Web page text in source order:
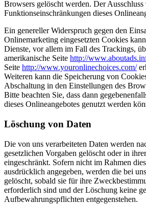
Browsers gelöscht werden. Der
Funktionseinschränkungen dieses
Ein genereller Widerspruch gegen den
Onlinemarketing eingesetzten Cookies
Dienste, vor allem im Fall des Trackings,
amerikanische Seite http://
Seite http://www.youronlinechoices.com/
Weiteren kann die Speicherung von
Abschaltung in den Einstellungen des
Bitte beachten Sie, dass dann
dieses Onlineangebotes genutzt werden
Löschung von Daten
Die von uns verarbeiteten Daten werden
gesetzlichen Vorgaben gelöscht oder in
eingeschränkt. Sofern nicht im Rahmen
ausdrücklich angegeben, werden die bei
gelöscht, sobald sie für ihre
erforderlich sind und der Löschung keine
Aufbewahrungspflichten entgegenstehen.